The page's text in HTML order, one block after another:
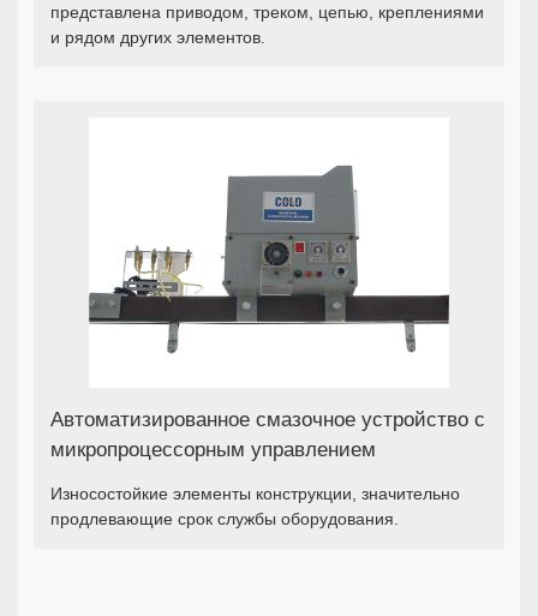
представлена приводом, треком, цепью, креплениями
и рядом других элементов.
Автоматизированное смазочное устройство с
микропроцессорным управлением
Износостойкие элементы конструкции, значительно
продлевающие срок службы оборудования.